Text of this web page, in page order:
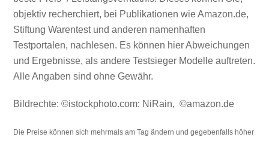
objektiv recherchiert, bei Publikationen wie Amazon.de,
Stiftung Warentest und anderen namenhaften
Testportalen, nachlesen. Es können hier Abweichungen
und Ergebnisse, als andere Testsieger Modelle auftreten.
Alle Angaben sind ohne Gewähr.
Bildrechte: ©istockphoto.com: NiRain, ©amazon.de
Die Preise können sich mehrmals am Tag ändern und gegebenfalls höher